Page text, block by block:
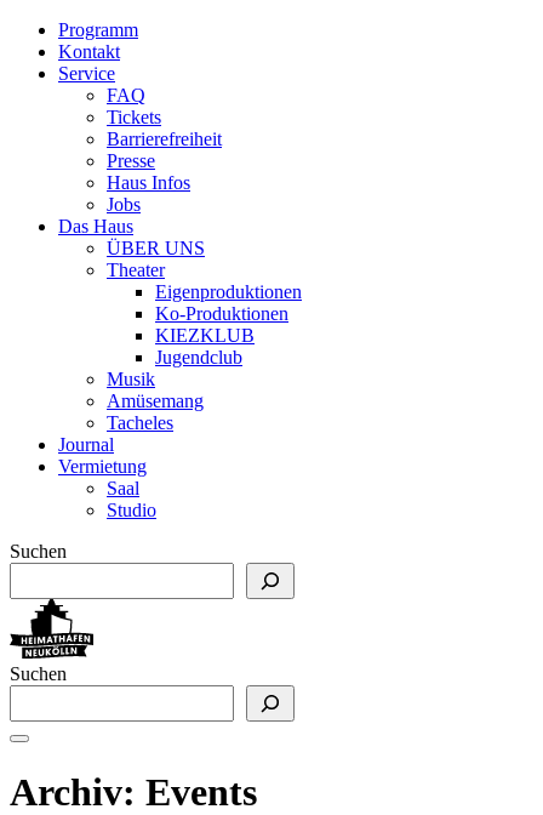
Programm
Kontakt
Service
FAQ
Tickets
Barrierefreiheit
Presse
Haus Infos
Jobs
Das Haus
ÜBER UNS
Theater
Eigenproduktionen
Ko-Produktionen
KIEZKLUB
Jugendclub
Musik
Amüsemang
Tacheles
Journal
Vermietung
Saal
Studio
Suchen
Suchen
Archiv: Events